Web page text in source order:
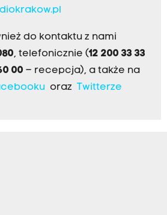
do kontaktu z nami
, telefonicznie (12 200 33 33
00 – recepcja), a także na
oraz Twitterze